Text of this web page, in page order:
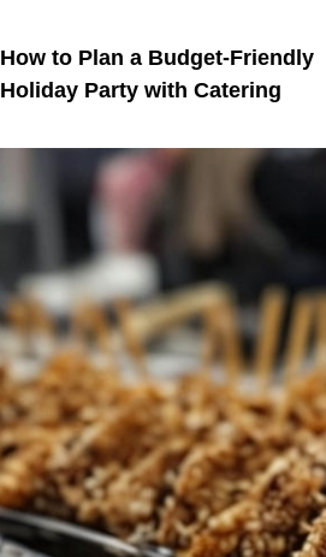
How to Plan a Budget-Friendly
Holiday Party with Catering